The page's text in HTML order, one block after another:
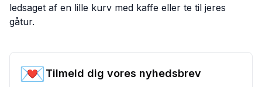
ledsaget af en lille kurv med kaffe eller te til jeres
gåtur.
💌Tilmeld dig vores nyhedsbrev